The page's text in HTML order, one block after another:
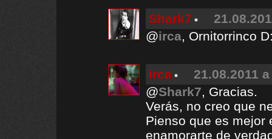
Shark7
@irca, Ornitorrinco
irca
21.08.2011
@Shark7, Gracias.
Verás, no creo que
Pienso que es mejor
enamorarte de